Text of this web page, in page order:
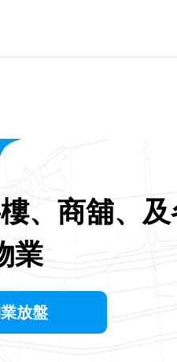
、商舖、
業
放盤